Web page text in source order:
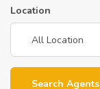
Location
Search Agents